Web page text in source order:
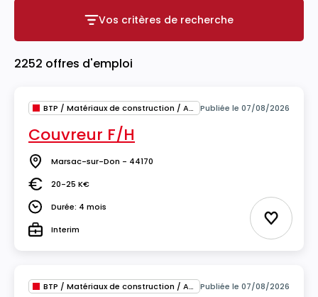
Vos critères de recherche
Vos critères de recherche
2252 offres d'emploi
BTP / Matériaux de construction / Architecture Publiée le 07/08/2026
Couvreur F/H
Lieu Marsac-sur-Don - 44170
Salaire20-25 K€
DuréeDurée: 4 mois
TypeInterim Ajouter
BTP / Matériaux de construction / Architecture Publiée le 07/08/2026